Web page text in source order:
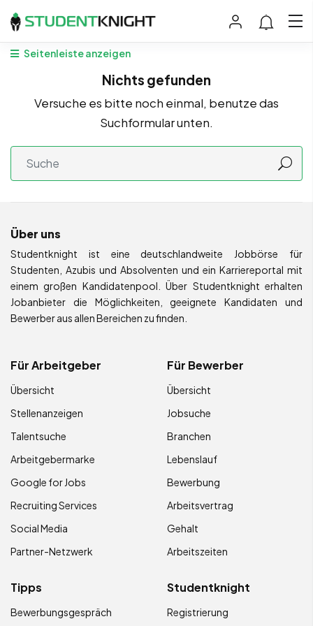
Seitenleiste anzeigen
Nichts gefunden
Versuche es bitte noch einmal, benutze das
Suchformular unten.
Über uns
Studentknight ist eine deutschlandweite Jobbörse für
Studenten, Azubis und Absolventen und ein Karriereportal mit
einem großen Kandidatenpool. Über Studentknight erhalten
Jobanbieter die Möglichkeiten, geeignete Kandidaten und
Bewerber aus allen Bereichen zu finden.
Für Arbeitgeber
Übersicht
Stellenanzeigen
Talentsuche
Arbeitgebermarke
Google for Jobs
Recruiting Services
Social Media
Partner-Netzwerk
Für Bewerber
Übersicht
Jobsuche
Branchen
Lebenslauf
Bewerbung
Arbeitsvertrag
Gehalt
Arbeitszeiten
Tipps
Bewerbungsgespräch
Studentknight
Registrierung